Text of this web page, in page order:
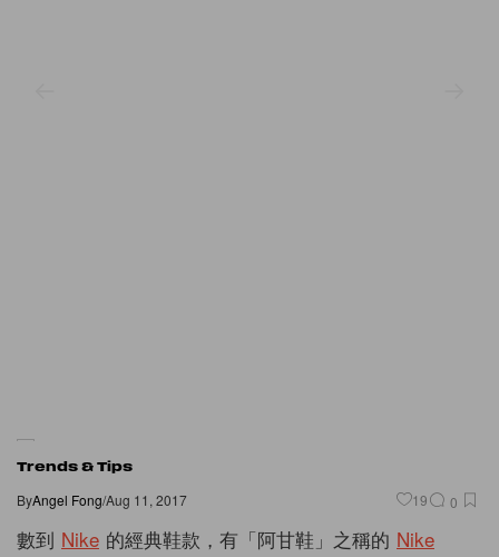
Trends & Tips
ByAngel Fong/Aug 11, 2017 19 0
數到 Nike 的經典鞋款，有「阿甘鞋」之稱的 Nike